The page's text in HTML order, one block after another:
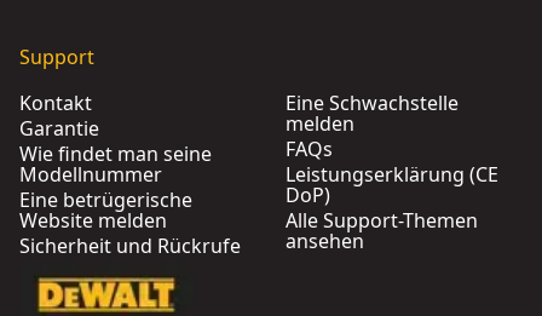
Support
Kontakt
Garantie
Wie findet man seine
Modellnummer
Eine betrügerische
Website melden
Sicherheit und Rückrufe
Eine Schwachstelle
melden
FAQs
Leistungserklärung (CE
DoP)
Alle Support-Themen
ansehen